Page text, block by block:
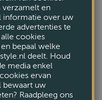
verzamelt en
informatie over uw
advertenties te
cookies
bepaal welke
deelt. Houd
media enkel
ervan
bewaart uw
Raadpleeg ons